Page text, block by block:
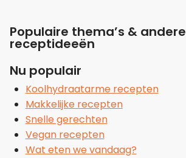
Populaire thema’s & andere
receptideeën
Nu populair
Koolhydraatarme recepten
Makkelijke recepten
Snelle gerechten
Vegan recepten
Wat eten we vandaag?